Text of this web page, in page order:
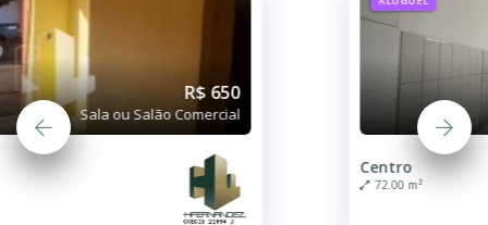
R$ 1.500
Sala ou Salão Comercial
Centro